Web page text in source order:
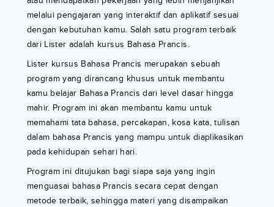
melalui pengajaran yang interaktif dan aplikatif sesuai
dengan kebutuhan kamu. Salah satu program terbaik
dari Lister adalah kursus Bahasa Prancis.
Lister kursus Bahasa Prancis merupakan sebuah
program yang dirancang khusus untuk membantu
kamu belajar Bahasa Prancis dari level dasar hingga
mahir. Program ini akan membantu kamu untuk
memahami tata bahasa, percakapan, kosa kata, tulisan
dalam bahasa Prancis yang mampu untuk diaplikasikan
pada kehidupan sehari hari.
Program ini ditujukan bagi siapa saja yang ingin
menguasai bahasa Prancis secara cepat dengan
metode terbaik, sehingga materi yang disampaikan